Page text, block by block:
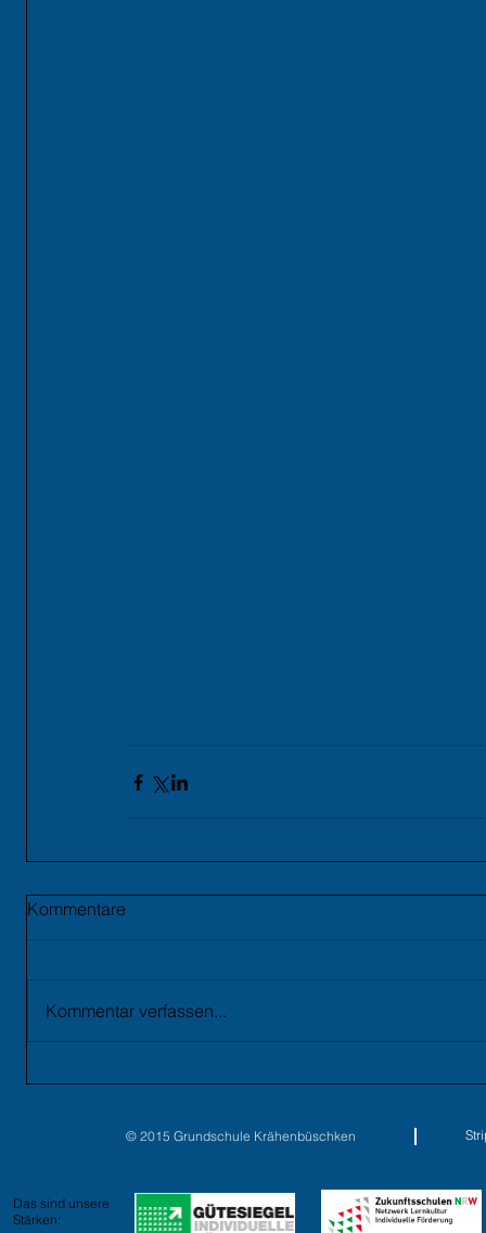
Kommentare
Kommentar verfassen...
© 2015 Grundschule Krähenbüschken
Das sind unsere
Stärken: